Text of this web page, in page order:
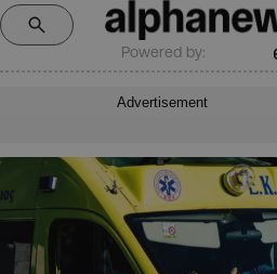
Powered by:
Advertisement